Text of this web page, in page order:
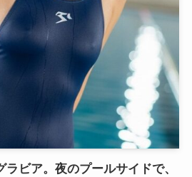
ビア。夜のプールサイドで、